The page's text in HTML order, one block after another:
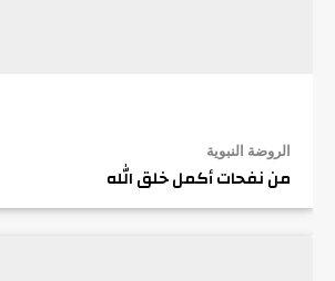
الروضة النبوية
من نفحات أكمل خلق الله